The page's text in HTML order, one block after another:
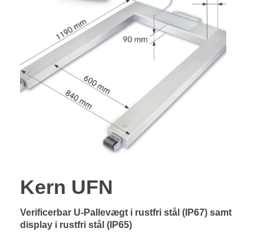
Kern UFN
Verificerbar U-Pallevægt i rustfri stål (IP67) samt
display i rustfri stål (IP65)